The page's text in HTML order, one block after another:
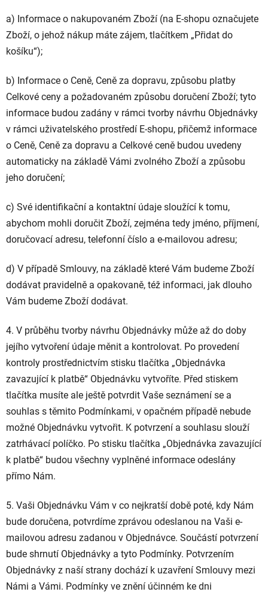
a) Informace o nakupovaném Zboží (na E-shopu označujete
Zboží, o jehož nákup máte zájem, tlačítkem „Přidat do
košíku“);
b) Informace o Ceně, Ceně za dopravu, způsobu platby
Celkové ceny a požadovaném způsobu doručení Zboží; tyto
informace budou zadány v rámci tvorby návrhu Objednávky
v rámci uživatelského prostředí E-shopu, přičemž informace
o Ceně, Ceně za dopravu a Celkové ceně budou uvedeny
automaticky na základě Vámi zvolného Zboží a způsobu
jeho doručení;
c) Své identifikační a kontaktní údaje sloužící k tomu,
abychom mohli doručit Zboží, zejména tedy jméno, příjmení,
doručovací adresu, telefonní číslo a e-mailovou adresu;
d) V případě Smlouvy, na základě které Vám budeme Zboží
dodávat pravidelně a opakovaně, též informaci, jak dlouho
Vám budeme Zboží dodávat.
4. V průběhu tvorby návrhu Objednávky může až do doby
jejího vytvoření údaje měnit a kontrolovat. Po provedení
kontroly prostřednictvím stisku tlačítka „Objednávka
zavazující k platbě“ Objednávku vytvoříte. Před stiskem
tlačítka musíte ale ještě potvrdit Vaše seznámení se a
souhlas s těmito Podmínkami, v opačném případě nebude
možné Objednávku vytvořit. K potvrzení a souhlasu slouží
zatrhávací políčko. Po stisku tlačítka „Objednávka zavazující
k platbě“ budou všechny vyplněné informace odeslány
přímo Nám.
5. Vaši Objednávku Vám v co nejkratší době poté, kdy Nám
bude doručena, potvrdíme zprávou odeslanou na Vaši e-
mailovou adresu zadanou v Objednávce. Součástí potvrzení
bude shrnutí Objednávky a tyto Podmínky. Potvrzením
Objednávky z naší strany dochází k uzavření Smlouvy mezi
Námi a Vámi. Podmínky ve znění účinném ke dni